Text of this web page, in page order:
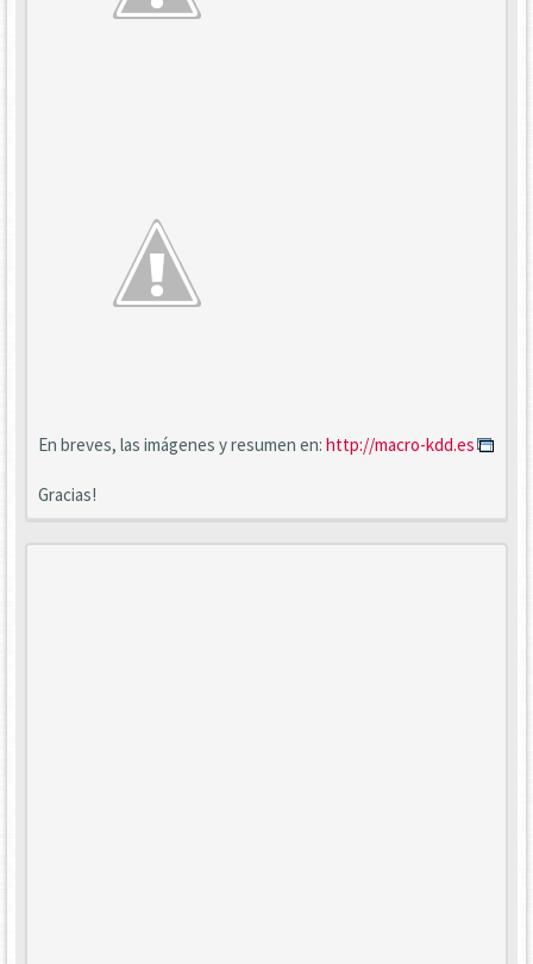
En breves, las imágenes y resumen en: http://macro-kdd.es
Gracias!